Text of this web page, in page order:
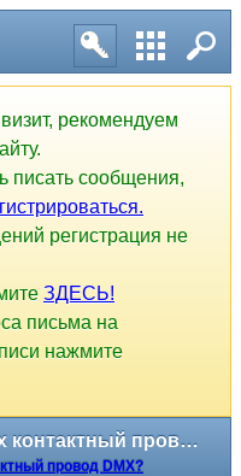
рекомендуем
писать сообщения,
регистрация не
ЗДЕСЬ!
письма на
нажмите
Как правильно распаять 4х контактный провод DMX?
провод DMX?